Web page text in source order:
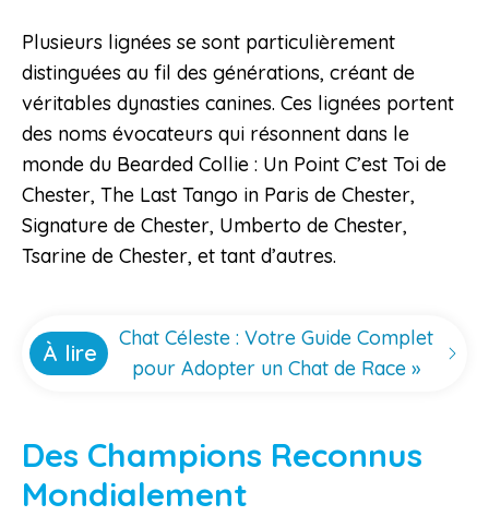
Plusieurs lignées se sont particulièrement
distinguées au fil des générations, créant de
véritables dynasties canines. Ces lignées portent
des noms évocateurs qui résonnent dans le
monde du Bearded Collie : Un Point C’est Toi de
Chester, The Last Tango in Paris de Chester,
Signature de Chester, Umberto de Chester,
Tsarine de Chester, et tant d’autres.
À lire
Chat Céleste : Votre Guide Complet
pour Adopter un Chat de Race »
Des Champions Reconnus
Mondialement